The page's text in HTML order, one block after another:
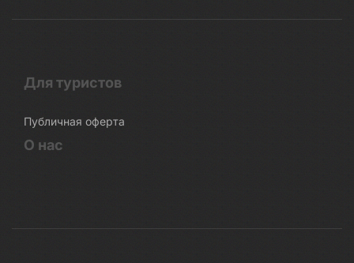
Для туристов
Публичная оферта
О нас